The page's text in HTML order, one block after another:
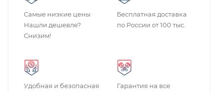
Самые низкие цены
Нашли дешевле?
Снизим!
Бесплатная доставка
по России от 100 тыс.
Удобная и безопасная
Гарантия на все